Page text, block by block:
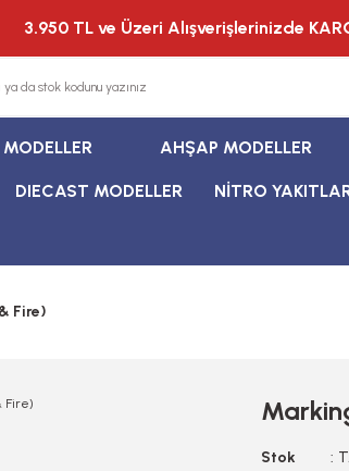
3.950 TL ve Üzeri Alışverişlerinizde
AHŞAP MODELLER
DIECAST MODELLER NİTRO
Fire)
Stok